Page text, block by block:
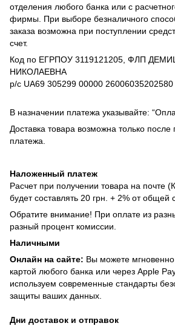
отделения любого банка или с
фирмы. При выборе безналичного
заказа возможна при поступлении
счет.
Код по ЕГРПОУ 3119121205, ФЛП
НИКОЛАЕВНА
р/с UA69 305299 00000
В назначении платежа указывайте:
Доставка товара возможна только после
платежа.
Наложенный платеж
Расчет при получении товара на почте
будет составлять 20 грн. + 2% от общей
Обратите внимание! При оплате из
разный процент комиссии.
Наличными
Онлайн на сайте: Вы можете мгновенно
картой любого банка или через Apple
используем современные стандарты
защиты ваших данных.
Дни доставок и отправок